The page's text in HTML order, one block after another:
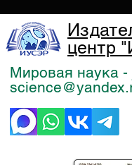
центр
Мировая наука -